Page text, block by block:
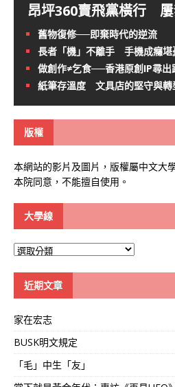
昂坪360賣飛黨橫行
舊物復修──即棄時代的逆流
長者「機」不離手 手機成癮堪
做創作≠乞食──香港原創IP尋出
紙筆存溫度 文具店的堅守與轉
版權
本網站的影片及圖片，版權屬中文大
本院同意，不能擅自使用。
大學線
大
近期文章
家在宏志
BUSK明文規定
「毛」中生「友」